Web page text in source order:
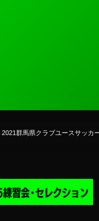
2021群馬県クラブユースサッカ